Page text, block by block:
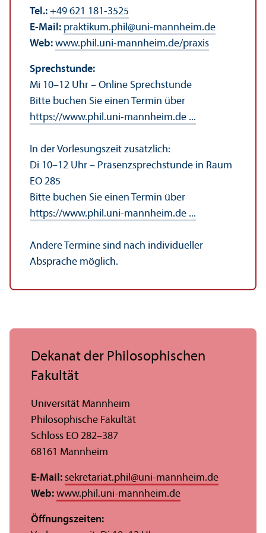
Tel.: +49 621 181-3525
E-Mail: praktikum.phil @uni-mannheim.de
Web: www.phil.uni-mannheim.de/praxis
Sprechstunde:
Mi 10–12 Uhr – Online Sprechstunde
Bitte buchen Sie einen Termin über
https://www.phil.uni-mannheim.de ...
In der Vorlesungs­zeit zusätzlich:
Di 10–12 Uhr – Präsenzsprechstunde in Raum
EO 285
Bitte buchen Sie einen Termin über
https://www.phil.uni-mannheim.de ...
Andere Termine sind nach individueller
Absprache möglich.
Dekanat der Philosophischen
Fakultät
Universität Mannheim
Philosophische Fakultät
Schloss EO 282–387
68161 Mannheim
E-Mail: sekretariat.phil @uni-mannheim.de
Web: www.phil.uni-mannheim.de
Öffnungs­zeiten: